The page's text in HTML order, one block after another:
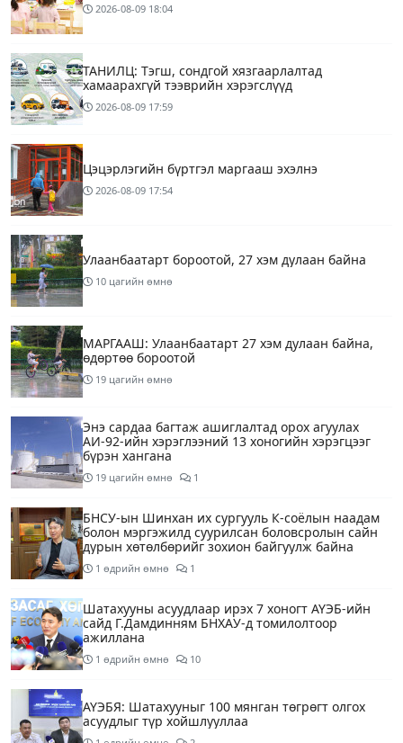
2026-08-09 18:04
ТАНИЛЦ: Тэгш, сондгой хязгаарлалтад
хамаарахгүй тээврийн хэрэгслүүд
2026-08-09 17:59
Цэцэрлэгийн бүртгэл маргааш эхэлнэ
2026-08-09 17:54
Улаанбаатарт бороотой, 27 хэм дулаан байна
10 цагийн өмнө
МАРГААШ: Улаанбаатарт 27 хэм дулаан байна,
өдөртөө бороотой
19 цагийн өмнө
Энэ сардаа багтаж ашиглалтад орох агуулах
АИ-92-ийн хэрэглээний 13 хоногийн хэрэгцээг
бүрэн хангана
19 цагийн өмнө 1
БНСУ-ын Шинхан их сургууль К-соёлын наадам
болон мэргэжилд суурилсан боловсролын сайн
дурын хөтөлбөрийг зохион байгуулж байна
1 өдрийн өмнө 1
Шатахууны асуудлаар ирэх 7 хоногт АҮЭБ-ийн
сайд Г.Дамдинням БНХАУ-д томилолтоор
ажиллана
1 өдрийн өмнө 10
АҮЭБЯ: Шатахууныг 100 мянган төгрөгт олгох
асуудлыг түр хойшлууллаа